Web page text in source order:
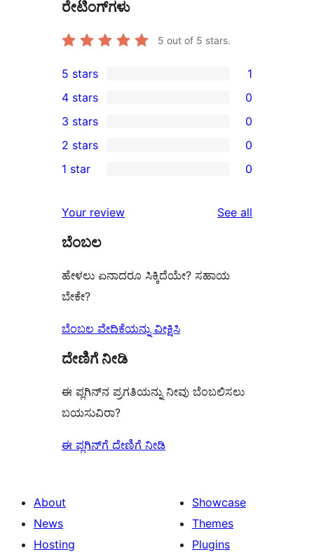
ರೇಟಿಂಗ್‌ಗಳು
5 out of 5 stars.
1
5-
star
review
5 stars 1
4-
star
reviews
4 stars 0
0
3-
star
3 stars 0
2-
reviews
2 stars 0
star
reviews
1 star 0
Your review See all
ಬೆಂಬಲ
ಹೇಳಲು ಏನಾದರೂ ಸಿಕ್ಕಿದೆಯೇ? ಸಹಾಯ
ಬೇಕೇ?
ಬೆಂಬಲ ವೇದಿಕೆಯನ್ನು ವೀಕ್ಷಿಸಿ
ದೇಣಿಗೆ ನೀಡಿ
ಈ ಪ್ಲಗಿನ್‌ನ ಪ್ರಗತಿಯನ್ನು ನೀವು ಬೆಂಬಲಿಸಲು
ಬಯಸುವಿರಾ?
ಈ ಪ್ಲಗಿನ್‌ಗೆ ದೇಣಿಗೆ ನೀಡಿ
About
News
Hosting
Showcase
Themes
Plugins